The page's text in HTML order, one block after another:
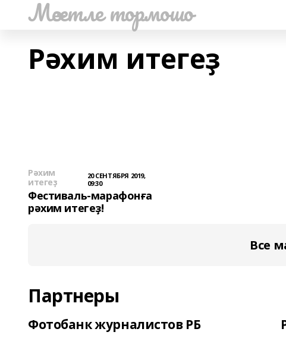
Мәсетле тормошо
Рәхим итегеҙ
Рәхим
итегеҙ
20 СЕНТЯБРЯ 2019,
09:30
Фестиваль-марафонға
рәхим итегеҙ!
Все
Партнеры
Фотобанк журналистов РБ